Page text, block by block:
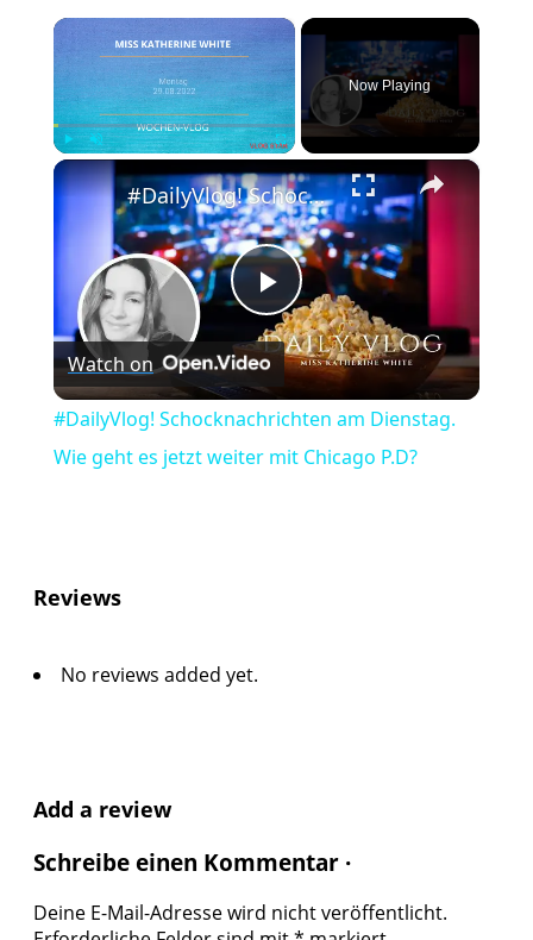
×
Play Unmute
Now Playing
×
Play
Video
#DailyVlog! Schocknachrichten am Dienstag. Wie geht es jetzt weiter mit Chicago P.D?
Watch on
#DailyVlog! Schocknachrichten am Dienstag.
Wie geht es jetzt weiter mit Chicago P.D?
Reviews
No reviews added yet.
Add a review
Schreibe einen Kommentar ·
Deine E-Mail-Adresse wird nicht veröffentlicht.